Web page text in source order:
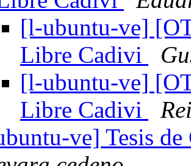
[l-ubuntu-ve]
Libre Cadivi
[l-ubuntu-ve]
Libre Cadivi
ve] Tesis